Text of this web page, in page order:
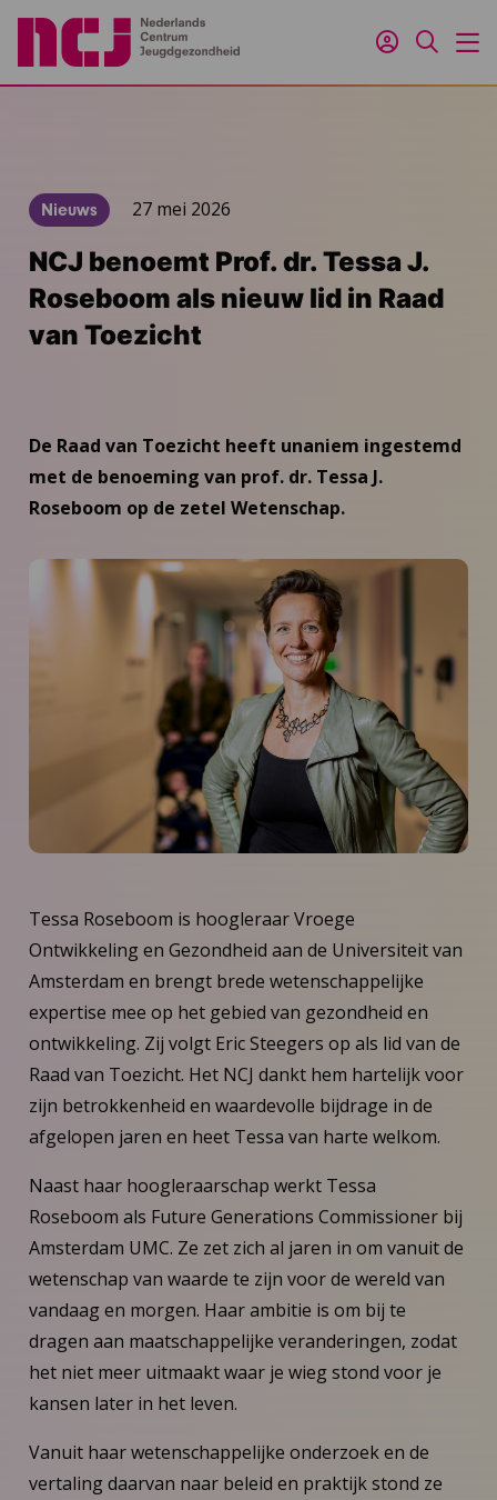
Inloggen
Zoeken
Nieuws 27 mei 2026
NCJ benoemt Prof. dr. Tessa J.
Roseboom als nieuw lid in Raad
van Toezicht
De Raad van Toezicht heeft unaniem ingestemd
met de benoeming van prof. dr. Tessa J.
Roseboom op de zetel Wetenschap.
Tessa Roseboom is hoogleraar Vroege
Ontwikkeling en Gezondheid aan de Universiteit van
Amsterdam en brengt brede wetenschappelijke
expertise mee op het gebied van gezondheid en
ontwikkeling. Zij volgt Eric Steegers op als lid van de
Raad van Toezicht. Het NCJ dankt hem hartelijk voor
zijn betrokkenheid en waardevolle bijdrage in de
afgelopen jaren en heet Tessa van harte welkom.
Naast haar hoogleraarschap werkt Tessa
Roseboom als Future Generations Commissioner bij
Amsterdam UMC. Ze zet zich al jaren in om vanuit de
wetenschap van waarde te zijn voor de wereld van
vandaag en morgen. Haar ambitie is om bij te
dragen aan maatschappelijke veranderingen, zodat
het niet meer uitmaakt waar je wieg stond voor je
kansen later in het leven.
Vanuit haar wetenschappelijke onderzoek en de
vertaling daarvan naar beleid en praktijk stond ze